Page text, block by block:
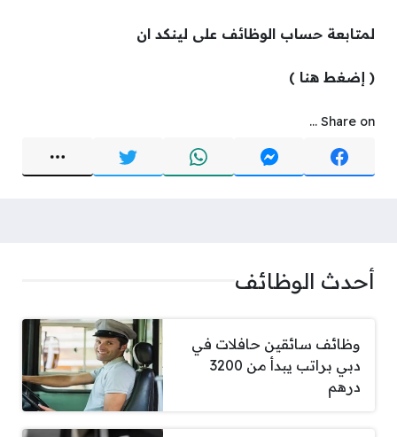
لمتابعة حساب الوظائف على لينكد ان
( إضغط هنا )
Share on ...
أحدث الوظائف
وظائف سائقين حافلات في
دبي براتب يبدأ من 3200
درهم